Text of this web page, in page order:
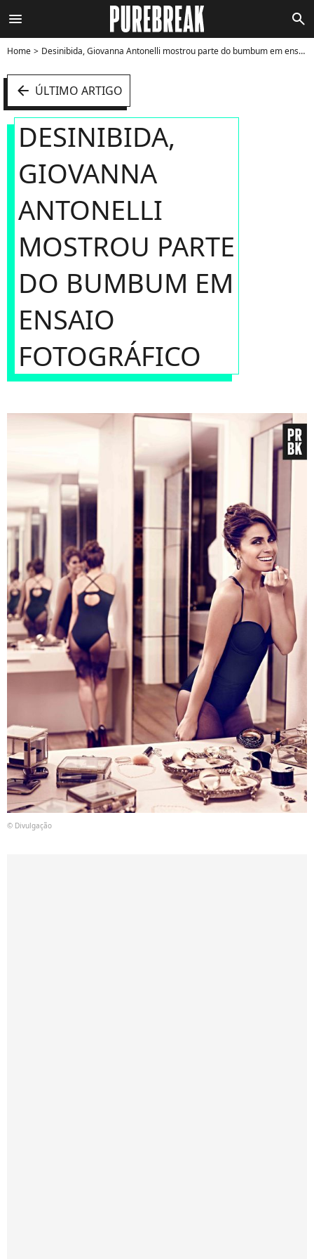
menu search
Home Desinibida, Giovanna Antonelli mostrou parte do bumbum em ensaio fotográfico - Foto
arrow_left ÚLTIMO ARTIGO
DESINIBIDA,
GIOVANNA
ANTONELLI
MOSTROU PARTE
DO BUMBUM EM
ENSAIO
FOTOGRÁFICO
© Divulgação